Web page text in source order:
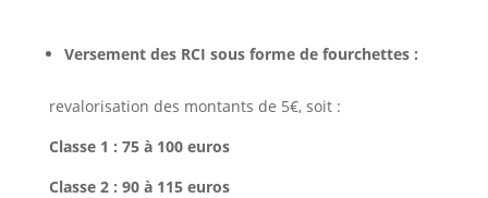
Versement des RCI sous forme de fourchettes :
revalorisation des montants de 5€, soit :
Classe 1 : 75 à 100 euros
Classe 2 : 90 à 115 euros